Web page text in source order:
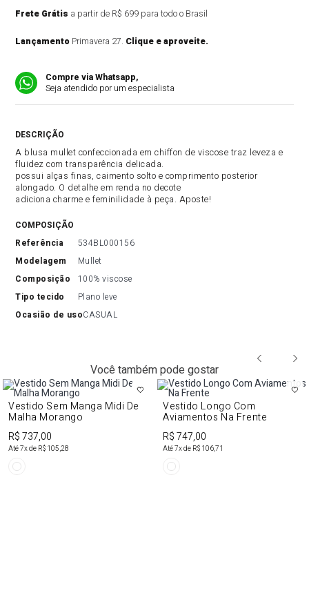
Frete Grátis a partir de R$ 699 para todo o Brasil
Lançamento Primavera 27. Clique e aproveite.
Compre via Whatsapp,
Seja atendido por um especialista
A blusa mullet confeccionada em chiffon de viscose traz leveza e
fluidez com transparência delicada.
possui alças finas, caimento solto e comprimento posterior
alongado. O detalhe em renda no decote
adiciona charme e feminilidade à peça. Aposte!
COMPOSIÇÃO
referência
534BL000156
modelagem
Mullet
composição
100% viscose
tipo tecido
Plano leve
ocasião de usoCASUAL
Você também pode gostar
Vestido Sem Manga Midi De
Malha Morango
R$ 737,00
Até7x de R$ 105,28
Vestido Longo Com
Aviamentos Na Frente
R$ 747,00
Até7x de R$ 106,71